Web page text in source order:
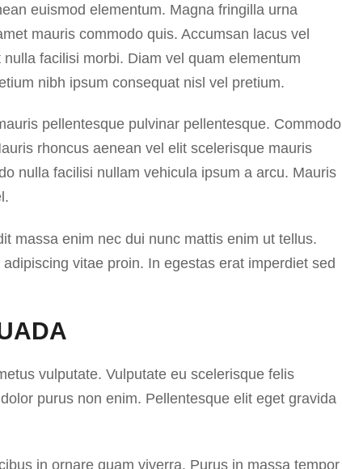
euismod elementum. Magna fringilla urna
mauris commodo quis. Accumsan lacus vel
facilisi morbi. Diam vel quam elementum
nibh ipsum consequat nisl vel pretium.
pellentesque pulvinar pellentesque. Commodo
rhoncus aenean vel elit scelerisque mauris
nulla facilisi nullam vehicula ipsum a arcu. Mauris
massa enim nec dui nunc mattis enim ut tellus.
vitae proin. In egestas erat imperdiet sed
vulputate. Vulputate eu scelerisque felis
purus non enim. Pellentesque elit eget gravida
in ornare quam viverra. Purus in massa tempor